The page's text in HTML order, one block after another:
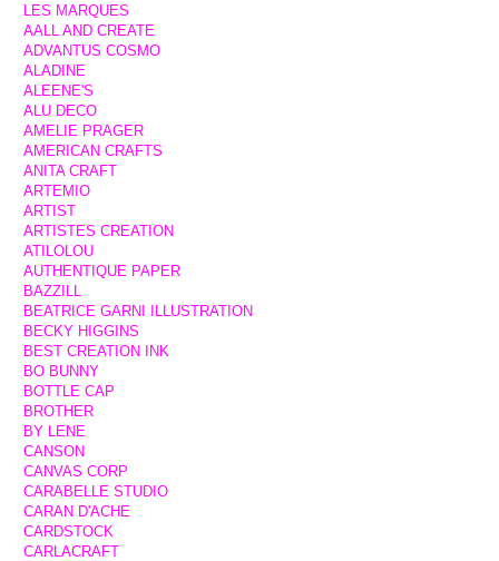
LES MARQUES
AALL AND CREATE
ADVANTUS COSMO
ALADINE
ALEENE'S
ALU DECO
AMELIE PRAGER
AMERICAN CRAFTS
ANITA CRAFT
ARTEMIO
ARTIST
ARTISTES CREATION
ATILOLOU
AUTHENTIQUE PAPER
BAZZILL
BEATRICE GARNI ILLUSTRATION
BECKY HIGGINS
BEST CREATION INK
BO BUNNY
BOTTLE CAP
BROTHER
BY LENE
CANSON
CANVAS CORP
CARABELLE STUDIO
CARAN D'ACHE
CARDSTOCK
CARLACRAFT